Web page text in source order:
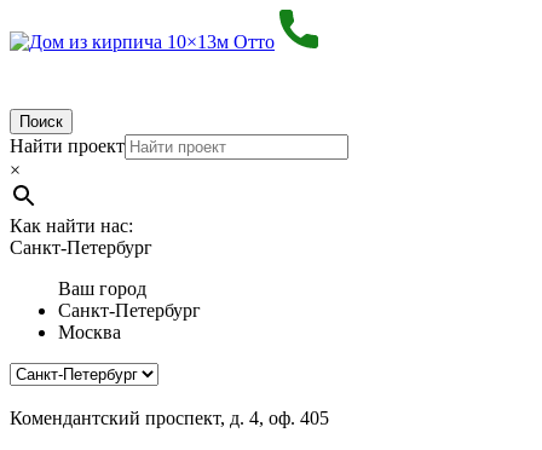
Поиск
Найти проект
×
Как найти нас:
Санкт-Петербург
Ваш город
Санкт-Петербург
Москва
Комендантский проспект, д. 4, оф. 405